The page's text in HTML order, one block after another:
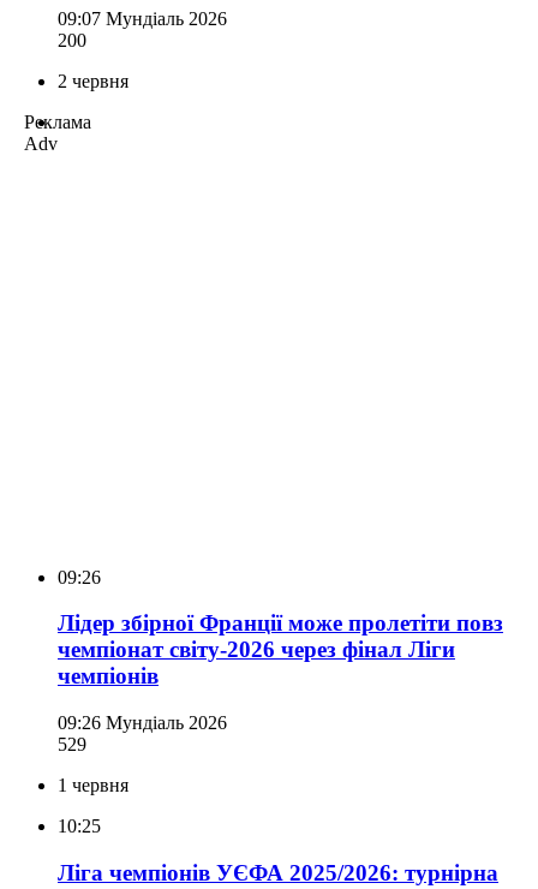
09:07 Мундіаль 2026
200
2 червня
Реклама
Adv
09:26
Лідер збірної Франції може пролетіти повз
чемпіонат світу-2026 через фінал Ліги
чемпіонів
09:26 Мундіаль 2026
529
1 червня
10:25
Ліга чемпіонів УЄФА 2025/2026: турнірна